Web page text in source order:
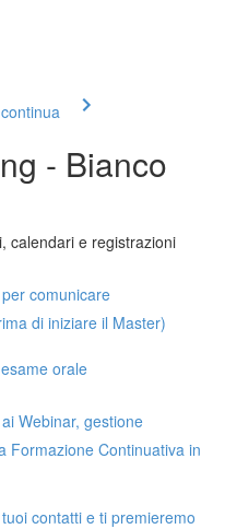
- Bianco
calendari e registrazioni
comunicare
di iniziare il Master)
orale
Webinar, gestione
Formazione Continuativa in
contatti e ti premieremo